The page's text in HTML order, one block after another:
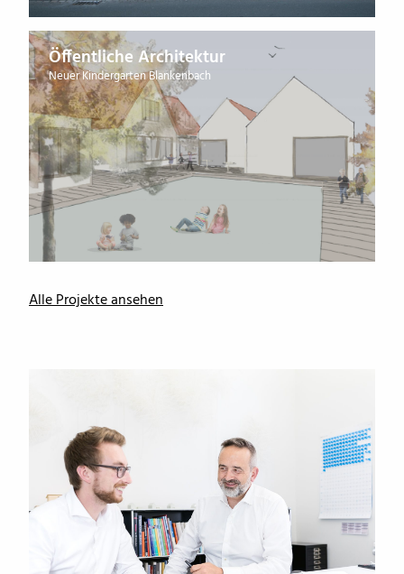
Öffentliche Architektur
Neuer Kindergarten Blankenbach
Alle Projekte ansehen